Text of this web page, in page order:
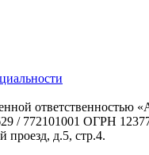
ответственностью
/ 772101001 ОГРН
проезд, д.5, стр.4.